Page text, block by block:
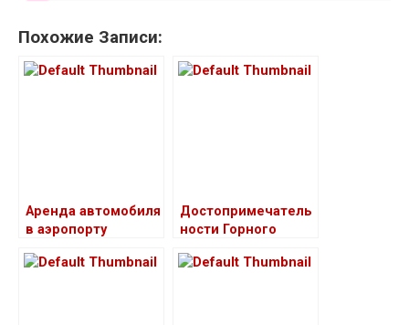
Похожие Записи:
Аренда автомобиля
в аэропорту
преимущества
Достопримечатель
ности Горного